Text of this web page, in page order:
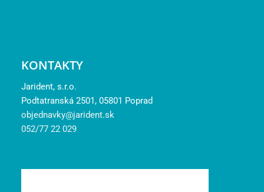
KONTAKTY
Jarident, s.r.o.
Podtatranská 2501, 05801 Poprad
objednavky@jarident.sk
052/77 22 029